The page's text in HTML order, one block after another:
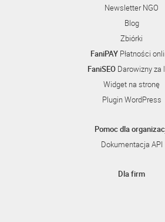
Newsletter NGO
Blog
Zbiórki
FaniPAY Płatności
FaniSEODarowizny za
Widget na stronę
Plugin WordPress
Pomoc dla
Dokumentacja API
Dla firm